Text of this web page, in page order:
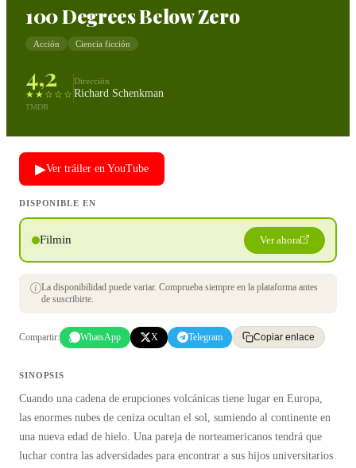
100 Degrees Below Zero
Acción Ciencia ficción
4,2
★★☆☆☆
TMDB
Dirección
Richard Schenkman
▶Ver tráiler en YouTube
DISPONIBLE EN
Filmin Ver ahora
La disponibilidad puede variar. Comprueba siempre en la plataforma antes
de suscribirte.
Compartir: WhatsApp X Telegram Copiar enlace
SINOPSIS
Cuando una cadena de erupciones volcánicas tiene lugar en Europa,
las enormes nubes de ceniza ocultan el sol, sumiendo al continente en
una nueva edad de hielo. Una pareja de norteamericanos tendrá que
luchar contra las adversidades para encontrar a sus hijos universitarios